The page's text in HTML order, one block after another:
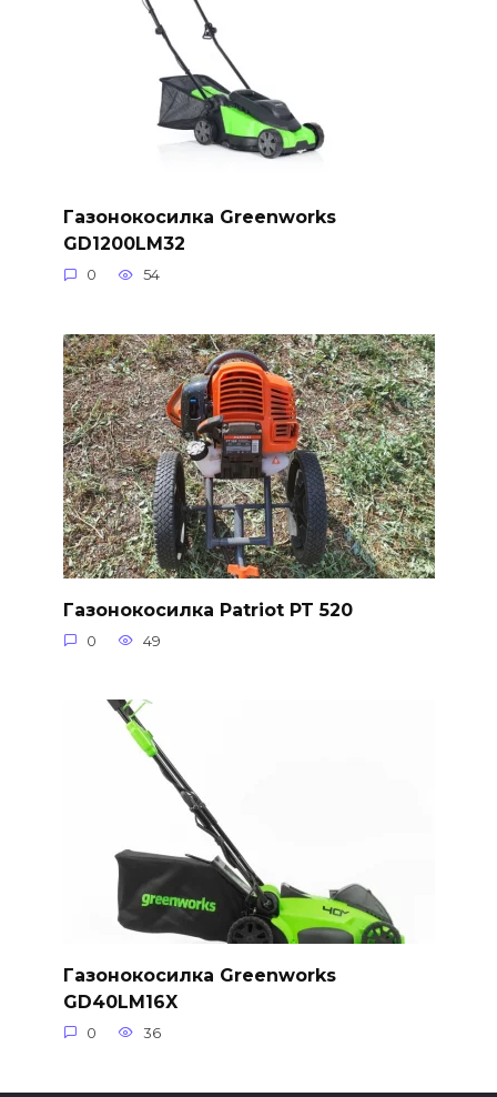
Газонокосилка Greenworks
GD1200LM32
0 54
Газонокосилка Patriot PT 520
0 49
Газонокосилка Greenworks
GD40LM16X
0 36